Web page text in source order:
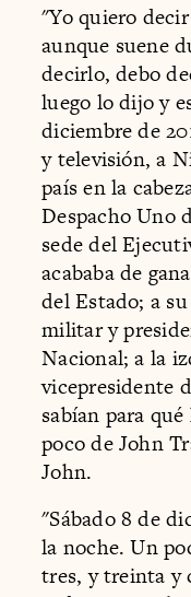
"Yo quiero
aunque suene
decirlo, debo
luego lo dijo y
diciembre de
y televisión, a
país en la
Despacho Uno
sede del
acababa de
del Estado; a
militar y
Nacional; a la
vicepresidente
sabían para
poco de John
John.
"Sábado 8 de
la noche. Un
tres, y treinta y